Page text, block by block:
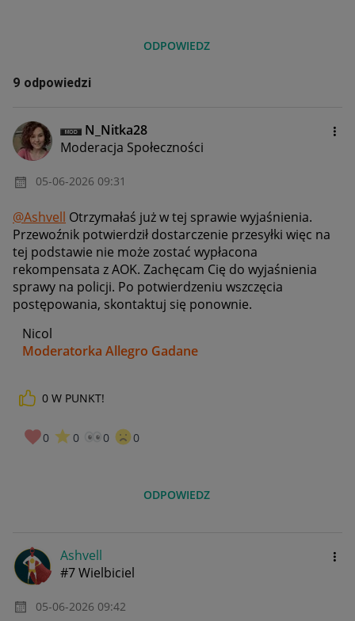
ODPOWIEDZ
9 odpowiedzi
N_Nitka28
Moderacja Społeczności
‎05-06-2026 09:31
@Ashvell Otrzymałaś już w tej sprawie wyjaśnienia.
Przewoźnik potwierdził dostarczenie przesyłki więc na
tej podstawie nie może zostać wypłacona
rekompensata z AOK. Zachęcam Cię do wyjaśnienia
sprawy na policji. Po potwierdzeniu wszczęcia
postępowania, skontaktuj się ponownie.
Nicol
Moderatorka Allegro Gadane
0 W PUNKT!
0 0 0 0
ODPOWIEDZ
Ashvell
#7 Wielbiciel
‎05-06-2026 09:42